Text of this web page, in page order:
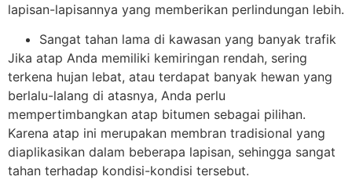
lapisan-lapisannya yang memberikan perlindungan lebih.
Sangat tahan lama di kawasan yang banyak trafik
Jika atap Anda memiliki kemiringan rendah, sering
terkena hujan lebat, atau terdapat banyak hewan yang
berlalu-lalang di atasnya, Anda perlu
mempertimbangkan atap bitumen sebagai pilihan.
Karena atap ini merupakan membran tradisional yang
diaplikasikan dalam beberapa lapisan, sehingga sangat
tahan terhadap kondisi-kondisi tersebut.